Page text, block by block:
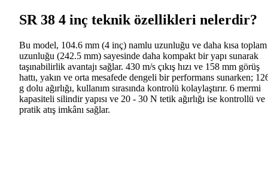
SR 38 4 inç teknik özellikleri nelerdir?
Bu model, 104.6 mm (4 inç) namlu uzunluğu ve daha kısa toplam
uzunluğu (242.5 mm) sayesinde daha kompakt bir yapı sunarak
taşınabilirlik avantajı sağlar. 430 m/s çıkış hızı ve 158 mm görüş
hattı, yakın ve orta mesafede dengeli bir performans sunarken;
g dolu ağırlığı, kullanım sırasında kontrolü kolaylaştırır. 6 mermi
kapasiteli silindir yapısı ve 20 - 30 N tetik ağırlığı ise kontrollü ve
pratik atış imkânı sağlar.